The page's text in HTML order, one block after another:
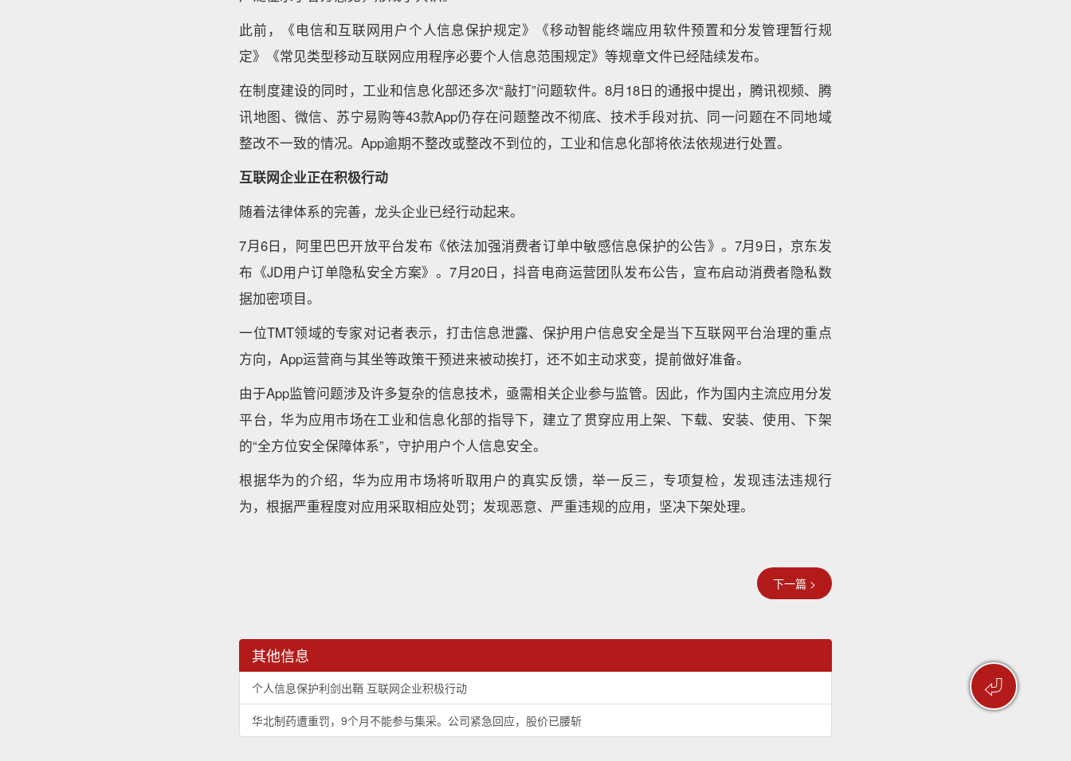
⏎
此前，《电信和互联网用户个人信息保护规定》《移动智能终端应用软件预置和分发管理暂行规
定》《常见类型移动互联网应用程序必要个人信息范围规定》等规章文件已经陆续发布。
在制度建设的同时，工业和信息化部还多次“敲打”问题软件。8月18日的通报中提出，腾讯视频、腾
讯地图、微信、苏宁易购等43款App仍存在问题整改不彻底、技术手段对抗、同一问题在不同地域
整改不一致的情况。App逾期不整改或整改不到位的，工业和信息化部将依法依规进行处置。
互联网企业正在积极行动
随着法律体系的完善，龙头企业已经行动起来。
7月6日，阿里巴巴开放平台发布《依法加强消费者订单中敏感信息保护的公告》。7月9日，京东发
布《JD用户订单隐私安全方案》。7月20日，抖音电商运营团队发布公告，宣布启动消费者隐私数
据加密项目。
一位TMT领域的专家对记者表示，打击信息泄露、保护用户信息安全是当下互联网平台治理的重点
方向，App运营商与其坐等政策干预进来被动挨打，还不如主动求变，提前做好准备。
由于App监管问题涉及许多复杂的信息技术，亟需相关企业参与监管。因此，作为国内主流应用分发
平台，华为应用市场在工业和信息化部的指导下，建立了贯穿应用上架、下载、安装、使用、下架
的“全方位安全保障体系”，守护用户个人信息安全。
根据华为的介绍，华为应用市场将听取用户的真实反馈，举一反三，专项复检，发现违法违规行
为，根据严重程度对应用采取相应处罚；发现恶意、严重违规的应用，坚决下架处理。
下一篇 >
其他信息
个人信息保护利剑出鞘 互联网企业积极行动
华北制药遭重罚，9个月不能参与集采。公司紧急回应，股价已腰斩